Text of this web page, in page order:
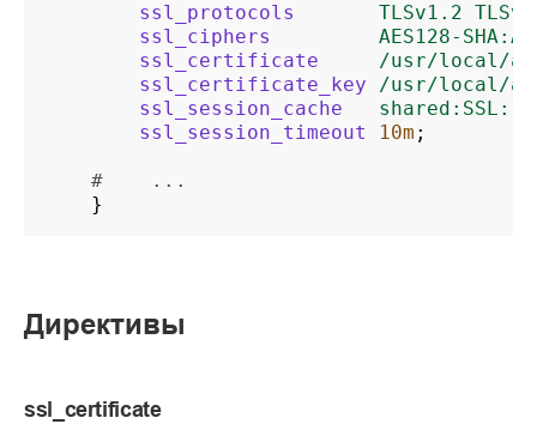
ssl_protocols TLSv1.2
ssl_ciphers
AES128-
ssl_certificate
/usr/local/
ssl_certificate_key
/usr/local/
ssl_session_cache
ssl_session_timeout
10m ;
#    ...
}
Директивы
ssl_certificate